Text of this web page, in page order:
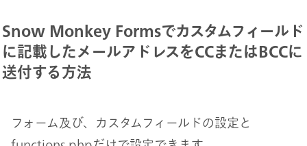
Snow Monkey Formsでカスタムフィールド
に記載したメールアドレスをCCまたはBCCに
送付する方法
フォーム及び、カスタムフィールドの設定と